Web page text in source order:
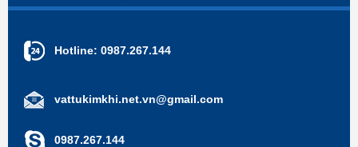
Hotline: 0987.267.144
vattukimkhi.net.vn@gmail.com
0987.267.144